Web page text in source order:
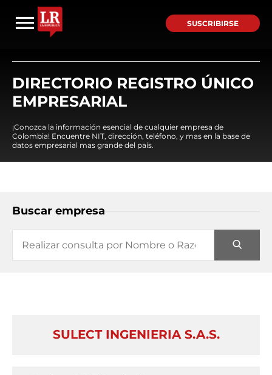
SUSCRIBIRSE
DIRECTORIO REGISTRO ÚNICO
EMPRESARIAL
¡Conozca la información esencial de cualquier empresa de
Colombia! Encuentre NIT, dirección, teléfono, y mas en la base de
datos empresarial mas grande del país.
Buscar empresa
SULECT INGENIERIA S.A.S.